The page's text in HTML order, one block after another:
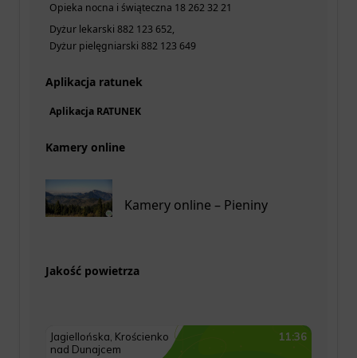
Opieka nocna i świąteczna 18 262 32 21
Dyżur lekarski 882 123 652,
Dyżur pielęgniarski 882 123 649
Aplikacja ratunek
Aplikacja RATUNEK
Kamery online
Kamery online – Pieniny
Jakość powietrza